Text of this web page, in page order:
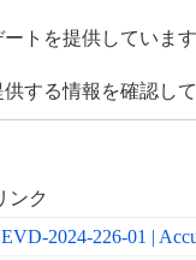
トを提供しています
する情報を確認して
ンク
2024-226-01 |